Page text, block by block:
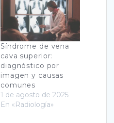
Síndrome de vena
cava superior:
diagnóstico por
imagen y causas
comunes
1 de agosto de 2025
En «Radiología»